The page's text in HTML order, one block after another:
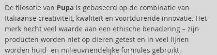
De filosofie van Pupa is gebaseerd op de combinatie van
Italiaanse creativiteit, kwaliteit en voortdurende innovatie. Het
merk hecht veel waarde aan een ethische benadering – zijn
producten worden niet op dieren getest en in veel lijnen
worden huid- en milieuvriendelijke formules gebruikt.